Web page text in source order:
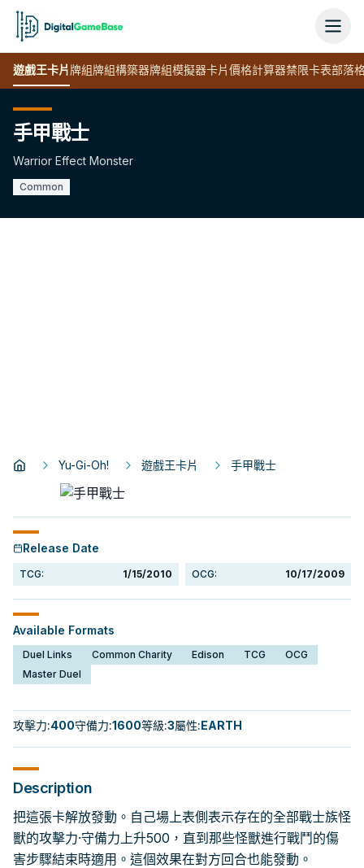
遊戲王卡片牌組牌組構築器牌組模擬器卡片價格計算器禁限卡表部落
手甲戰士
Warrior Effect Monster
Common
Yu-Gi-Oh! 遊戲王卡片 手甲戰士
Release Date
TCG: 1/15/2010 OCG: 10/17/2009
Available Formats
Duel Links Common Charity Edison TCG
OCG
Master Duel
攻擊力:400守備力:1600等級:3屬性:EARTH
Description
把這張卡解放發動。自己場上表側表示存在的全部戰士族怪
獸的攻擊力·守備力上升500，直到那些怪獸進行戰鬥的傷
害步驟結束時適用。這個效果在對方回合也能發動。